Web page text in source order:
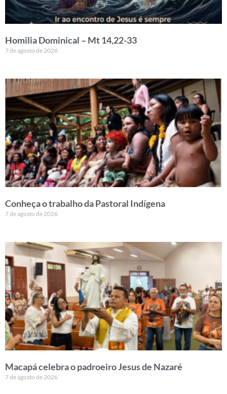
Homilia Dominical – Mt 14,22-33
7 de agosto de 2026
Conheça o trabalho da Pastoral Indígena
7 de agosto de 2026
Macapá celebra o padroeiro Jesus de Nazaré
7 de agosto de 2026